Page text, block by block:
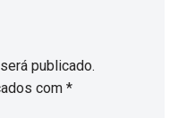
publicado.
com *